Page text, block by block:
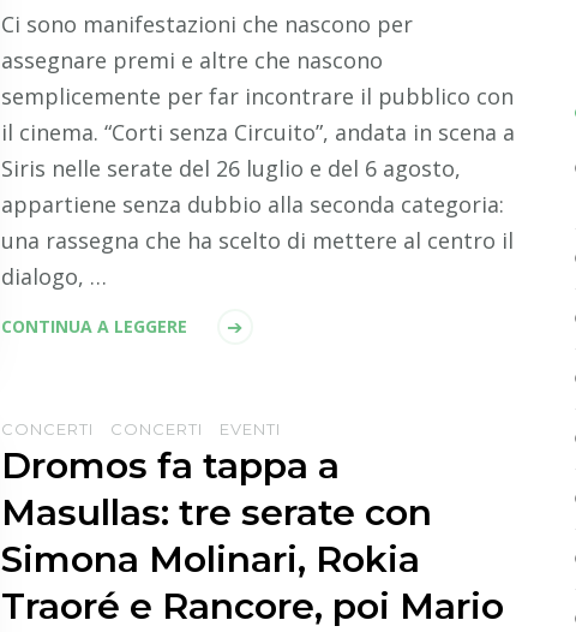
Ci sono manifestazioni che nascono per
assegnare premi e altre che nascono
semplicemente per far incontrare il pubblico con
il cinema. “Corti senza Circuito”, andata in scena a
Siris nelle serate del 26 luglio e del 6 agosto,
appartiene senza dubbio alla seconda categoria:
una rassegna che ha scelto di mettere al centro il
dialogo, …
CONTINUA A LEGGERE
CONCERTI CONCERTI EVENTI
Dromos fa tappa a
Masullas: tre serate con
Simona Molinari, Rokia
Traoré e Rancore, poi Mario